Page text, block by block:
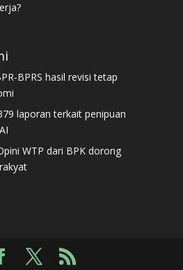
BPRS hasil revisi tetap
laporan terkait penipuan
WTP dari BPK dorong